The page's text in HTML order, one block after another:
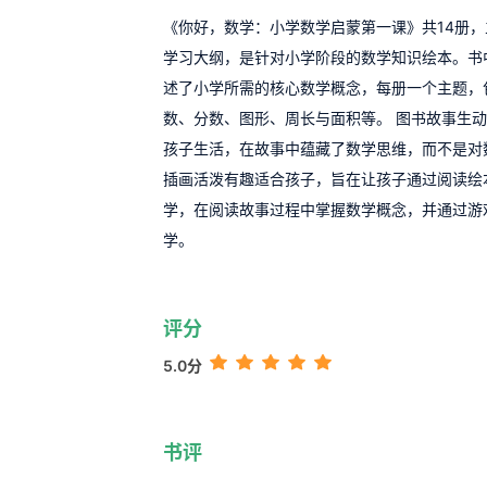
《你好，数学：小学数学启蒙第一课》共14册
学习大纲，是针对小学阶段的数学知识绘本。
述了小学所需的核心数学概念，每册一个主题
数、分数、图形、周长与面积等。 图书故事生
孩子生活，在故事中蕴藏了数学思维，而不是
插画活泼有趣适合孩子，旨在让孩子通过阅读
学，在阅读故事过程中掌握数学概念，并通过
学。
评分
5.0分
书评